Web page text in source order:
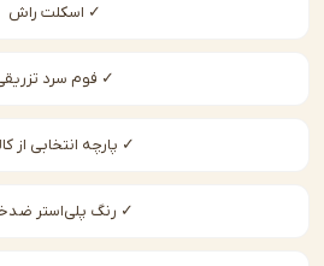
✓ اسکلت راش
✓ فوم سرد تزریقی
✓ پارچه انتخابی از کالیته
✓ رنگ پلی‌استر ضدخش